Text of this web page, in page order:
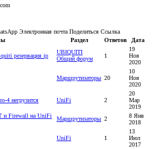
Электронная почта Поделиться Ссылка
Раздел Ответов Дата
резервация ip
UBIQUITI
Общий форум
1
19
Ноя
2020
Маршрутизаторы 20
10
Ноя
2020
4 негрузится UniFi 2
20
Мар
2019
и Firewall на UniFi
Маршрутизаторы 2
8 Янв
2018
UniFi 1
13
Июл
2017